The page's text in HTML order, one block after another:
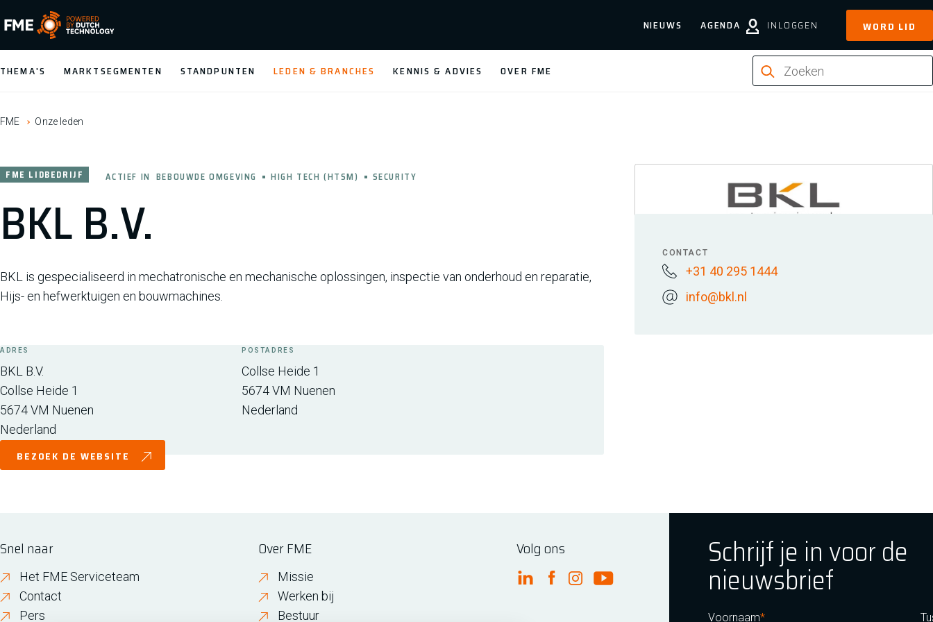
FME Logo, to the homepage
NIEUWS AGENDA INLOGGEN WORD LID
THEMA'S MARKTSEGMENTEN STANDPUNTEN LEDEN & BRANCHES KENNIS & ADVIES OVER FME
FME Onze leden
BKL B.V.
FME LIDBEDRIJF ACTIEF IN BEBOUWDE OMGEVING HIGH TECH (HTSM) SECURITY
BKL is gespecialiseerd in mechatronische en mechanische oplossingen, inspectie van onderhoud en reparatie,
Hijs- en hefwerktuigen en bouwmachines.
ADRES
BKL B.V.
Collse Heide 1
5674 VM Nuenen
Nederland
POSTADRES
Collse Heide 1
5674 VM Nuenen
Nederland
BEZOEK DE WEBSITE
CONTACT
+31 40 295 1444
info@bkl.nl
Snel naar
Het FME Serviceteam
Contact
Pers
Over FME
Missie
Werken bij
Bestuur
Volg ons
FME Linkedin
FME Facebook
FME Instagram
FME Youtube
Schrijf je in voor de
nieuwsbrief
Voornaam